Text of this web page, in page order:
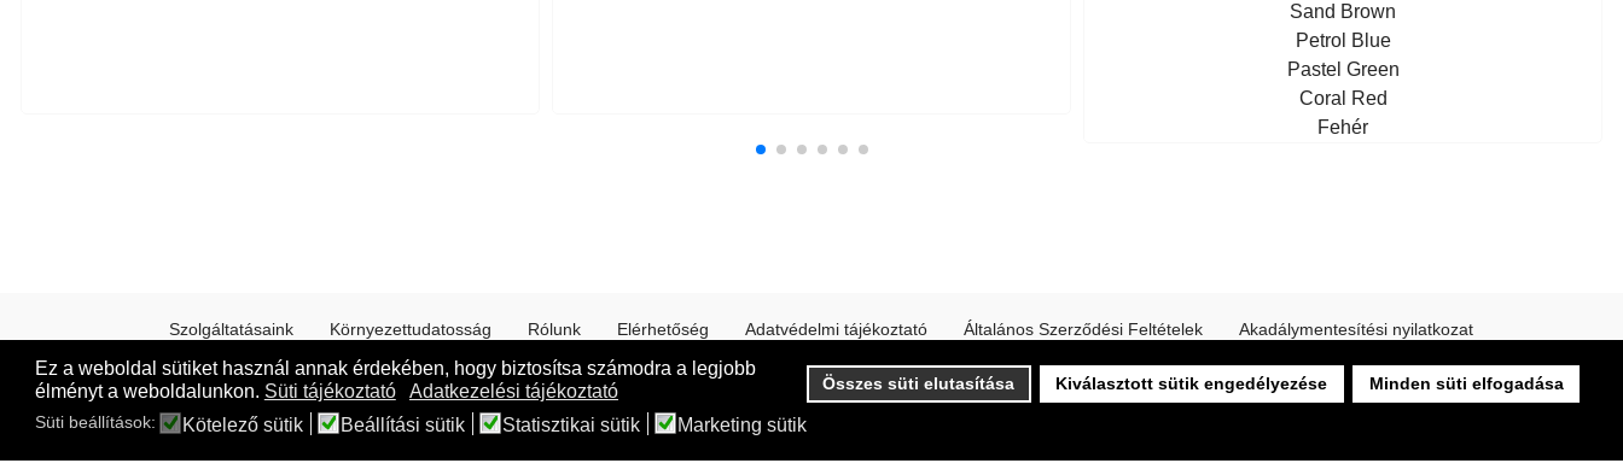
Ez a weboldal sütiket használ annak érdekében, hogy biztosítsa számodra a legjobb
élményt a weboldalunkon. Süti tájékoztató Adatkezelési tájékoztató Összes süti elutasítása Kiválasztott sütik engedélyezése
Minden süti elfogadása
Süti beállítások:
Kötelező sütik Beállítási sütik Statisztikai sütik Marketing sütik
Sand Brown
Petrol Blue
Pastel Green
Coral Red
Fehér
Szolgáltatásaink Környezettudatosság Rólunk Elérhetőség Adatvédelmi tájékoztató Általános Szerződési Feltételek Akadálymentesítési nyilatkozat
Online fizetés a weboldalunkon a CIB Bank támogatásával